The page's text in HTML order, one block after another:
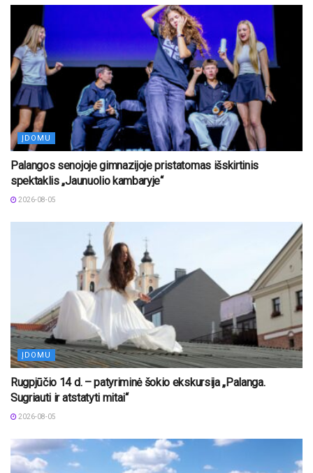
ĮDOMU
Palangos senojoje gimnazijoje pristatomas išskirtinis
spektaklis „Jaunuolio kambaryje“
2026-08-05
ĮDOMU
Rugpjūčio 14 d. – patyriminė šokio ekskursija „Palanga.
Sugriauti ir atstatyti mitai“
2026-08-05